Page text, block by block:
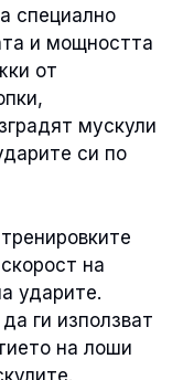
специално
и мощността
от
мускули
си по
на
ударите.
ги използват
на лоши